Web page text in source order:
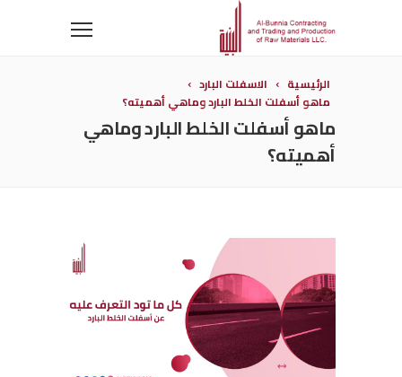
الرئيسية
الاسفلت البارد
ماهو أسفلت الخلط البارد وماهي أهميته؟
ماهو أسفلت الخلط البارد وماهي
أهميته؟